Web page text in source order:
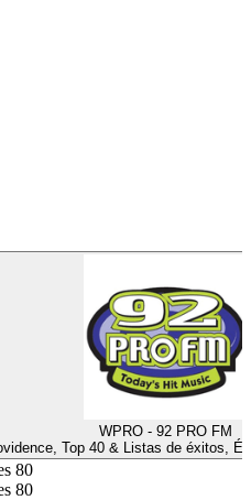
WPRO - 92 PRO FM
Top 40 & Listas de éxitos,
80
80